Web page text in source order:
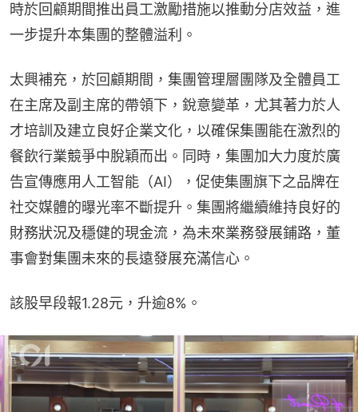
時於回顧期間推出員工激勵措施以推動分店效益，進
一步提升本集團的整體溢利。
太興補充，於回顧期間，集團管理層團隊及全體員工
在主席及副主席的帶領下，銳意變革，尤其著力於人
才培訓及建立良好企業文化，以確保集團能在激烈的
餐飲行業競爭中脫穎而出。同時，集團加大力度於廣
告宣傳應用人工智能（AI），促使集團旗下之品牌在
社交媒體的曝光率不斷提升。集團將繼續維持良好的
財務狀況及穩健的現金流，為未來業務發展鋪路，董
事會對集團未來的長遠發展充滿信心。
該股早段報1.28元，升逾8%。